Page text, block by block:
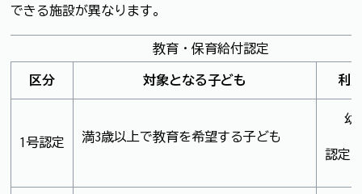
できる施設が異なります。
教育・保育給付認定
区分 対象となる子ども 利
1号認定 満3歳以上で教育を希望する子ども
幼
認定